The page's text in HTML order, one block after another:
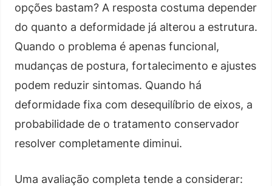
opções bastam? A resposta costuma depender
do quanto a deformidade já alterou a estrutura.
Quando o problema é apenas funcional,
mudanças de postura, fortalecimento e ajustes
podem reduzir sintomas. Quando há
deformidade fixa com desequilíbrio de eixos, a
probabilidade de o tratamento conservador
resolver completamente diminui.
Uma avaliação completa tende a considerar: